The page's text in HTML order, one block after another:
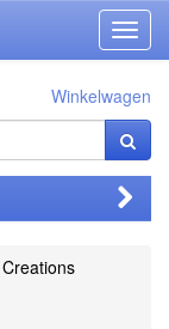
Winkelwagen